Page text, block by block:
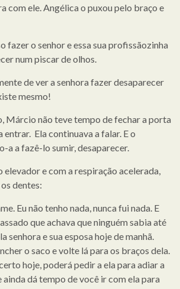
com ele. Angélica o puxou pelo braço e
fazer o senhor e essa sua profissãozinha
num piscar de olhos.
de ver a senhora fazer desaparecer
mesmo!
Márcio não teve tempo de fechar a porta
entrar. Ela continuava a falar. E o
a a fazê-lo sumir, desaparecer.
e com a respiração acelerada,
dentes:
Eu não tenho nada, nunca fui nada. E
que achava que ninguém sabia até
senhora e sua esposa hoje de manhã.
o saco e volte lá para os braços dela.
hoje, poderá pedir a ela para adiar a
dá tempo de você ir com ela para